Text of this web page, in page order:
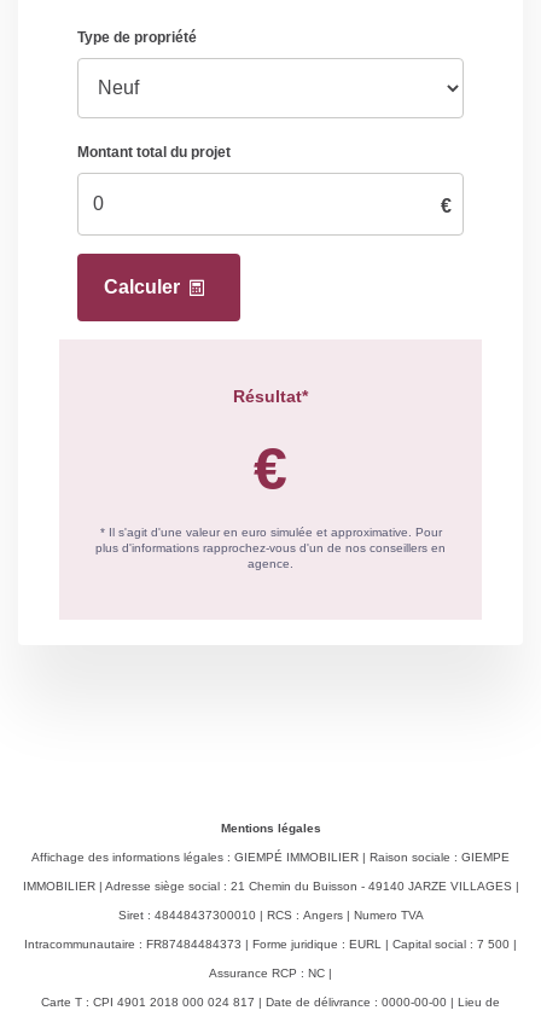
Mentions légales
Affichage des informations légales : GIEMPÉ IMMOBILIER | Raison sociale : GIEMPE
IMMOBILIER | Adresse siège social : 21 Chemin du Buisson - 49140 JARZE VILLAGES |
Siret : 48448437300010 | RCS : Angers | Numero TVA
Intracommunautaire : FR87484484373 | Forme juridique : EURL | Capital social : 7 500 |
Assurance RCP : NC |
Carte T : CPI 4901 2018 000 024 817 | Date de délivrance : 0000-00-00 | Lieu de